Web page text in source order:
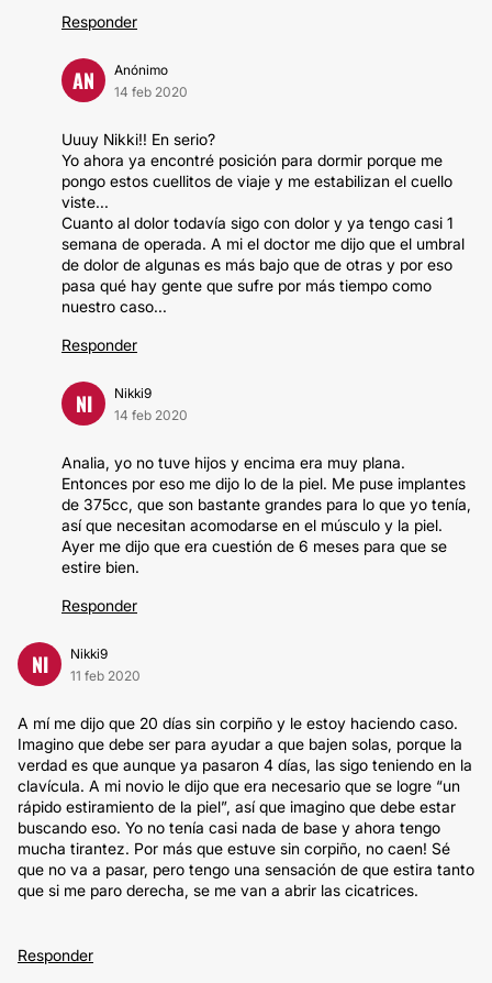
Responder
AN
Anónimo
14 feb 2020
Uuuy Nikki!! En serio?
Yo ahora ya encontré posición para dormir porque me
pongo estos cuellitos de viaje y me estabilizan el cuello
viste...
Cuanto al dolor todavía sigo con dolor y ya tengo casi 1
semana de operada. A mi el doctor me dijo que el umbral
de dolor de algunas es más bajo que de otras y por eso
pasa qué hay gente que sufre por más tiempo como
nuestro caso...
Responder
NI
Nikki9
14 feb 2020
Analia, yo no tuve hijos y encima era muy plana.
Entonces por eso me dijo lo de la piel. Me puse implantes
de 375cc, que son bastante grandes para lo que yo tenía,
así que necesitan acomodarse en el músculo y la piel.
Ayer me dijo que era cuestión de 6 meses para que se
estire bien.
Responder
NI
Nikki9
11 feb 2020
A mí me dijo que 20 días sin corpiño y le estoy haciendo caso.
Imagino que debe ser para ayudar a que bajen solas, porque la
verdad es que aunque ya pasaron 4 días, las sigo teniendo en la
clavícula. A mi novio le dijo que era necesario que se logre “un
rápido estiramiento de la piel”, así que imagino que debe estar
buscando eso. Yo no tenía casi nada de base y ahora tengo
mucha tirantez. Por más que estuve sin corpiño, no caen! Sé
que no va a pasar, pero tengo una sensación de que estira tanto
que si me paro derecha, se me van a abrir las cicatrices.
Responder